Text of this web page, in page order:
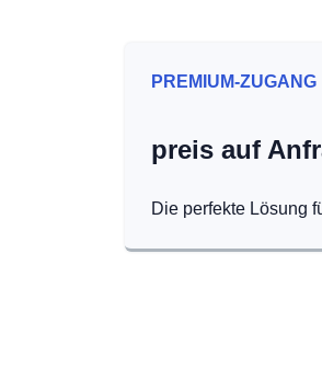
PREMIUM-ZUGANG
preis auf
Die perfekte Lösung